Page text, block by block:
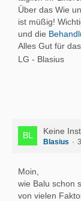
Über das Wie
ist müßig!
und die
Alles Gut für
LG - Blasius
Keine
Blasius
Moin,
wie Balu schon
von vielen